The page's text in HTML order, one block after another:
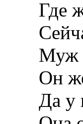
Где
Муж
Он
Да у